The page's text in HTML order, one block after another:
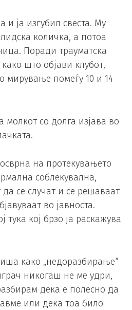
и ја изгубил свеста. Му
количка, а потоа
Поради трауматска
што објави клубот,
мирување помеѓу 10 и 14
молкот со долга изјава во
на протекувањето
соблекувална,
се случат и се решаваат
во јавноста.
тука кој брзо ја раскажува
како „недоразбирање“
никогаш не ме удри,
дека е полесно да
или дека тоа било